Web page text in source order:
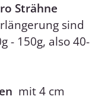
Strähne
sind
- 150g, also 40-
mit 4 cm